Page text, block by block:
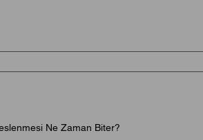
Ne Zaman Biter?